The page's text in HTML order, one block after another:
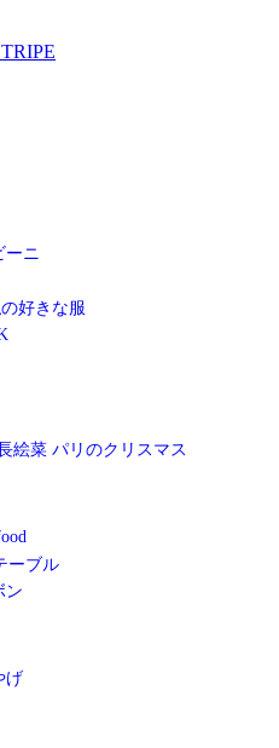
ーニ
好きな服
長絵菜 パリのクリスマス
ーブル
ン
げ